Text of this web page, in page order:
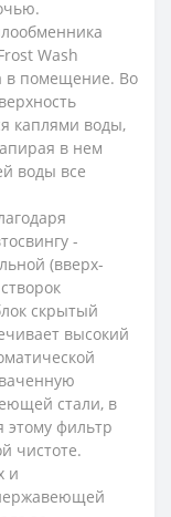
Wash
в помещение. Во
каплями воды,
в нем
воды все
-
(вверх-
скрытый
высокий
стали, в
этому фильтр
чистоте.
и